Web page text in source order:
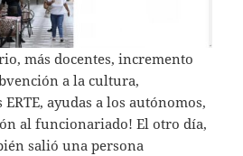
más docentes, incremento
a la cultura,
ayudas a los autónomos,
al funcionariado! El otro día,
salió una persona